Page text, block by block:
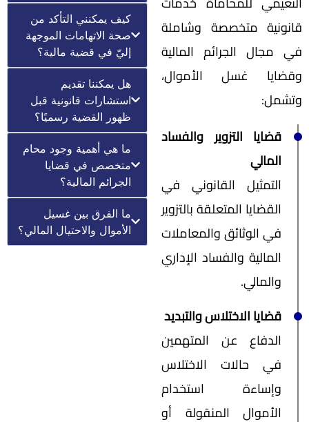
قانونية متخصصة وشاملة
في مجال الجرائم المالية
وقضايا غسل الأموال،
وتشمل:
قضايا التزوير والفساد
المالي
التمثيل القانوني في
القضايا المتعلقة بالتزوير
في الوثائق والمعاملات
المالية والفساد الإداري
والمالي.
قضايا الاختلاس والتبديد
الدفاع عن المتهمين
في حالات الاختلاس
وإساءة استخدام
الأموال المنقولة أو
كيف يمكنني التأكد من
صحة الاتهامات الموجهة
إليّ في قضية مالية؟
هل يمكننا تقديم
استشارات قانونية قبل
ظهور القضية رسميًا؟
ما هي أهمية وجود محام
متخصص في قضايا
الجرائم المالية؟
ما الفرق بين غسيل
الأموال والاحتيال المالي؟